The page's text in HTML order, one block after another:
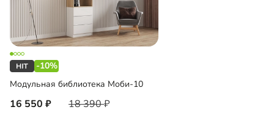
-10%
Модульная библиотека Моби-10
16 550 18 390